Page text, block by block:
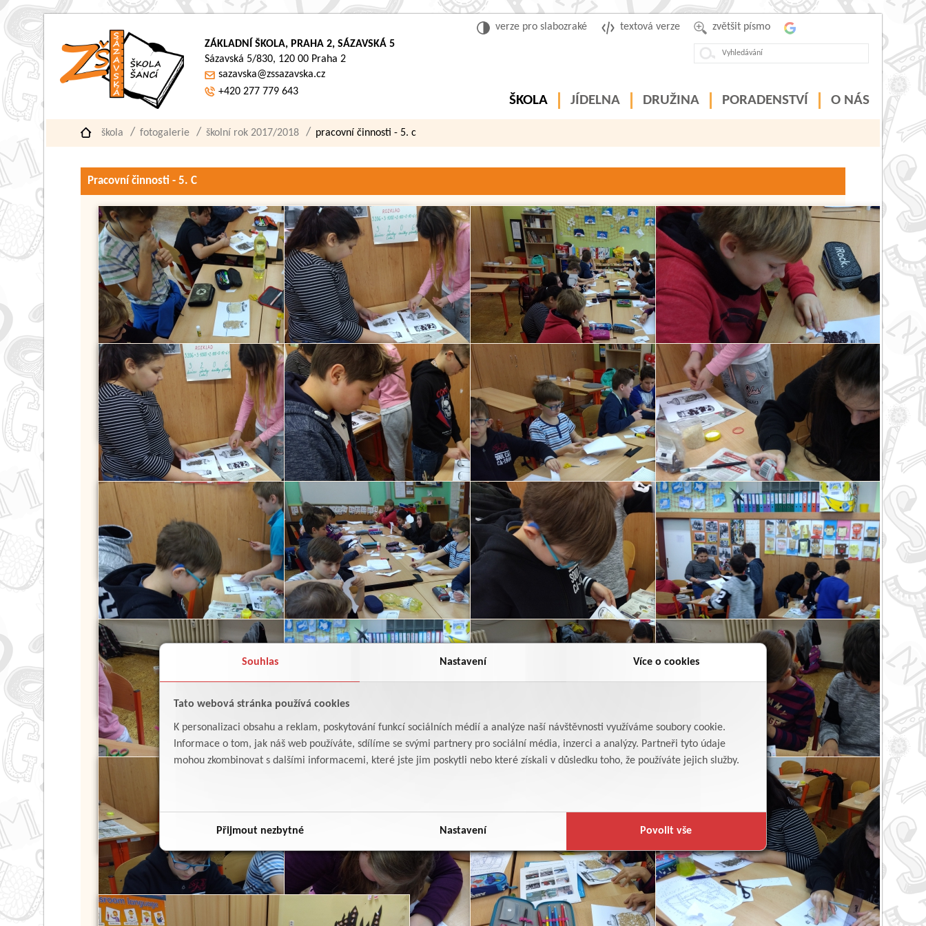
Souhlas Nastavení Více o cookies
Tato webová stránka používá cookies
K personalizaci obsahu a reklam, poskytování funkcí sociálních médií a analýze naší návštěvnosti využíváme soubory cookie.
Informace o tom, jak náš web používáte, sdílíme se svými partnery pro sociální média, inzerci a analýzy. Partneři tyto údaje
mohou zkombinovat s dalšími informacemi, které jste jim poskytli nebo které získali v důsledku toho, že používáte jejich služby.
Přijmout nezbytné Nastavení Povolit vše
zvětšit písmo
textová verze
verze pro slabozraké
ZÁKLADNÍ ŠKOLA, PRAHA 2, SÁZAVSKÁ 5
Sázavská 5/830, 120 00 Praha 2
sazavska@zssazavska.cz
+420 277 779 643
ŠKOLA JÍDELNA DRUŽINA PORADENSTVÍ O NÁS
škola fotogalerie školní rok 2017/2018 pracovní činnosti - 5. c
Pracovní činnosti - 5. C